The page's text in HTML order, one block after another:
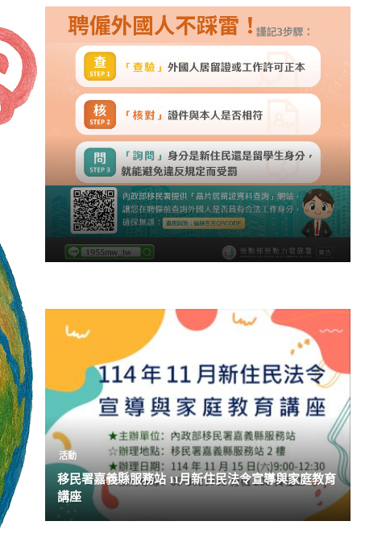
活動
移民署嘉義縣服務站 11月新住民法令宣導與家庭教育
講座